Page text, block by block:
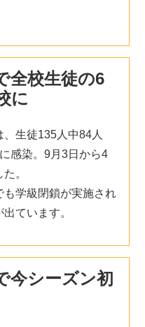
全校生徒の6
に
生徒135人中84人
感染。9月3日から4
。
も学級閉鎖が実施され
ています。
今シーズン初